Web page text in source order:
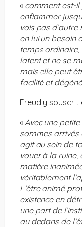
« comment est-il
enflammer
vois pas
en lui un besoin
temps ordinaire,
latent et ne se
mais elle peut
facilité et
Freud y souscrit
«Avec une
sommes arrivés
agit au sein de
vouer à la ruine,
matière
véritablement
L’être animé
existence en
une part de
au dedans de